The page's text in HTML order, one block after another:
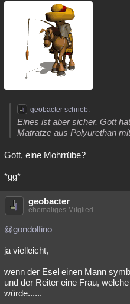
geobacter schrieb:
Eines ist aber sicher, Gott
Matratze aus Polyurethan
Gott, eine Mohrrübe?
*gg*
geobacter
ehemaliges Mitglied
@gondolfino
ja vielleicht,
wenn der Esel einen Mann
und der Reiter eine Frau,
würde......